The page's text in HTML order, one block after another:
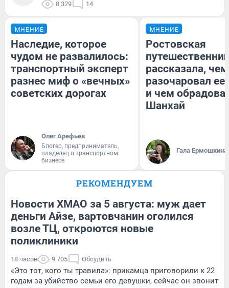
8 329 14
МНЕНИЕ
Наследие, которое
чудом не развалилось:
транспортный эксперт
разнес миф о «вечных»
советских дорогах
Олег Арефьев
Блогер, предприниматель,
владелец в транспортном
бизнесе
МНЕНИЕ
Ростовская
рассказала, чем
разочаровал
и чем
Шанхай
Гала Ермошкина
РЕКОМЕНДУЕМ
Новости ХМАО за 5 августа: муж дает
деньги Айзе, вартовчанин оголился
возле ТЦ, откроются новые
поликлиники
18 часов 9 705 Обсудить
«Это тот, кого ты травила»: прикамца приговорили к 22
годам за убийство семьи его девушки, сейчас он звонит